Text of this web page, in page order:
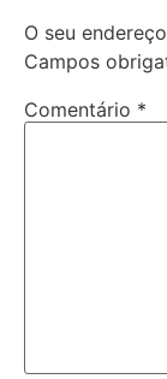
O seu
Campos
Comentário *